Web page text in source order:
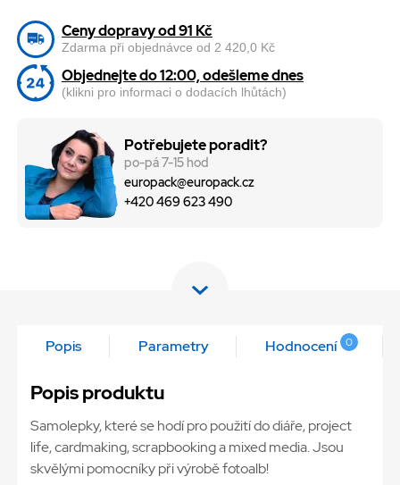
Ceny dopravy od 91 Kč
Zdarma při objednávce od 2 420,0 Kč
Objednejte do 12:00, odešleme dnes
(klikni pro informaci o dodacích lhůtách)
Potřebujete poradit?
po-pá 7-15 hod
europack@europack.cz
+420 469 623 490
Popis Parametry Hodnocení 0
Popis produktu
Samolepky, které se hodí pro použití do diáře, project
life, cardmaking, scrapbooking a mixed media. Jsou
skvělými pomocníky při výrobě fotoalb!